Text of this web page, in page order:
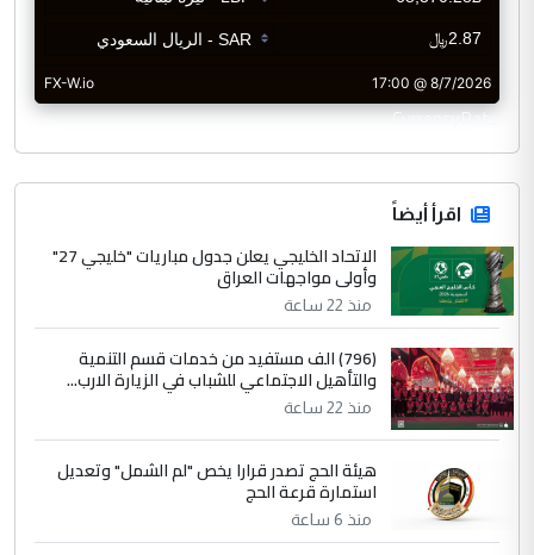
CurrencyRate
اقرأ أيضاً
الاتحاد الخليجي يعلن جدول مباريات "خليجي 27"
وأولى مواجهات العراق
منذ 22 ساعة
(796) الف مستفيد من خدمات قسم التنمية
والتأهيل الاجتماعي للشباب في الزيارة الارب...
منذ 22 ساعة
هيئة الحج تصدر قرارا يخص "لم الشمل" وتعديل
استمارة قرعة الحج
منذ 6 ساعة